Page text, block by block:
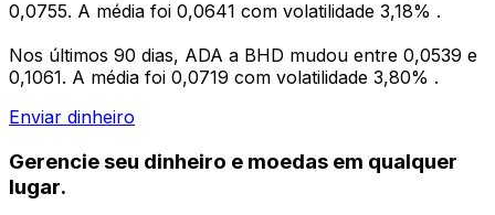
0,0755. A média foi 0,0641 com volatilidade 3,18% .
Nos últimos 90 dias, ADA a BHD mudou entre 0,0539 e
0,1061. A média foi 0,0719 com volatilidade 3,80% .
Enviar dinheiro
Gerencie seu dinheiro e moedas em qualquer
lugar.